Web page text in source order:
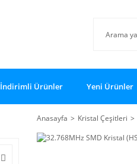
İndirimli Ürünler Yeni Ürünler
Anasayfa Kristal Çeşitleri